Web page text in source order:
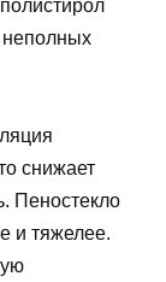
неполных
снижает
Пеностекло
и тяжелеe.